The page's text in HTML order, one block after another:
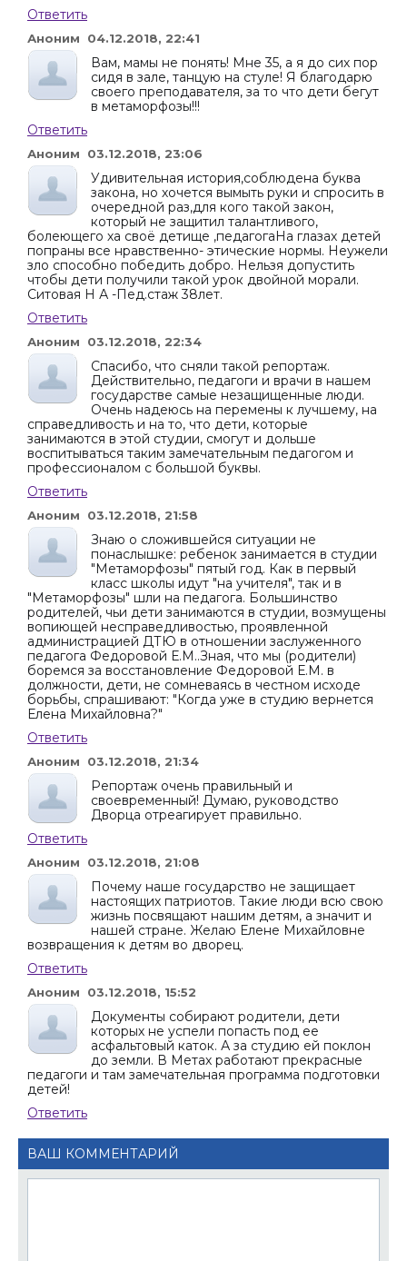
Ответить
Аноним 04.12.2018, 22:41
Вам, мамы не понять! Мне 35, а я до сих пор
сидя в зале, танцую на стуле! Я благодарю
своего преподавателя, за то что дети бегут
в метаморфозы!!!
Ответить
Аноним 03.12.2018, 23:06
Удивительная история,соблюдена буква
закона, но хочется вымыть руки и спросить в
очередной раз,для кого такой закон,
который не защитил талантливого,
болеющего ха своё детище ,педагогаНа глазах детей
попраны все нравственно- этические нормы. Неужели
зло способно победить добро. Нельзя допустить
чтобы дети получили такой урок двойной морали.
Ситовая Н А -Пед.стаж 38лет.
Ответить
Аноним 03.12.2018, 22:34
Спасибо, что сняли такой репортаж.
Действительно, педагоги и врачи в нашем
государстве самые незащищенные люди.
Очень надеюсь на перемены к лучшему, на
справедливость и на то, что дети, которые
занимаются в этой студии, смогут и дольше
воспитываться таким замечательным педагогом и
профессионалом с большой буквы.
Ответить
Аноним 03.12.2018, 21:58
Знаю о сложившейся ситуации не
понаслышке: ребенок занимается в студии
"Метаморфозы" пятый год. Как в первый
класс школы идут "на учителя", так и в
"Метаморфозы" шли на педагога. Большинство
родителей, чьи дети занимаются в студии, возмущены
вопиющей несправедливостью, проявленной
администрацией ДТЮ в отношении заслуженного
педагога Федоровой Е.М..Зная, что мы (родители)
боремся за восстановление Федоровой Е.М. в
должности, дети, не сомневаясь в честном исходе
борьбы, спрашивают: "Когда уже в студию вернется
Елена Михайловна?"
Ответить
Аноним 03.12.2018, 21:34
Репортаж очень правильный и
своевременный! Думаю, руководство
Дворца отреагирует правильно.
Ответить
Аноним 03.12.2018, 21:08
Почему наше государство не защищает
настоящих патриотов. Такие люди всю свою
жизнь посвящают нашим детям, а значит и
нашей стране. Желаю Елене Михайловне
возвращения к детям во дворец.
Ответить
Аноним 03.12.2018, 15:52
Документы собирают родители, дети
которых не успели попасть под ее
асфальтовый каток. А за студию ей поклон
до земли. В Метах работают прекрасные
педагоги и там замечательная программа подготовки
детей!
Ответить
ВАШ КОММЕНТАРИЙ